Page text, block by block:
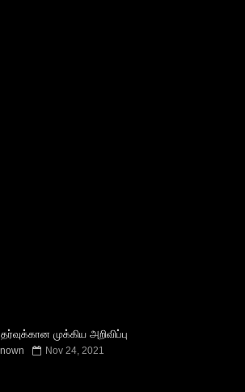
முக்கிய அறிவிப்பு
Nov 24, 2021